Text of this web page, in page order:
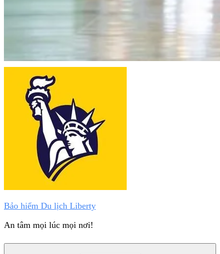
Bảo hiểm Du lịch Liberty
An tâm mọi lúc mọi nơi!